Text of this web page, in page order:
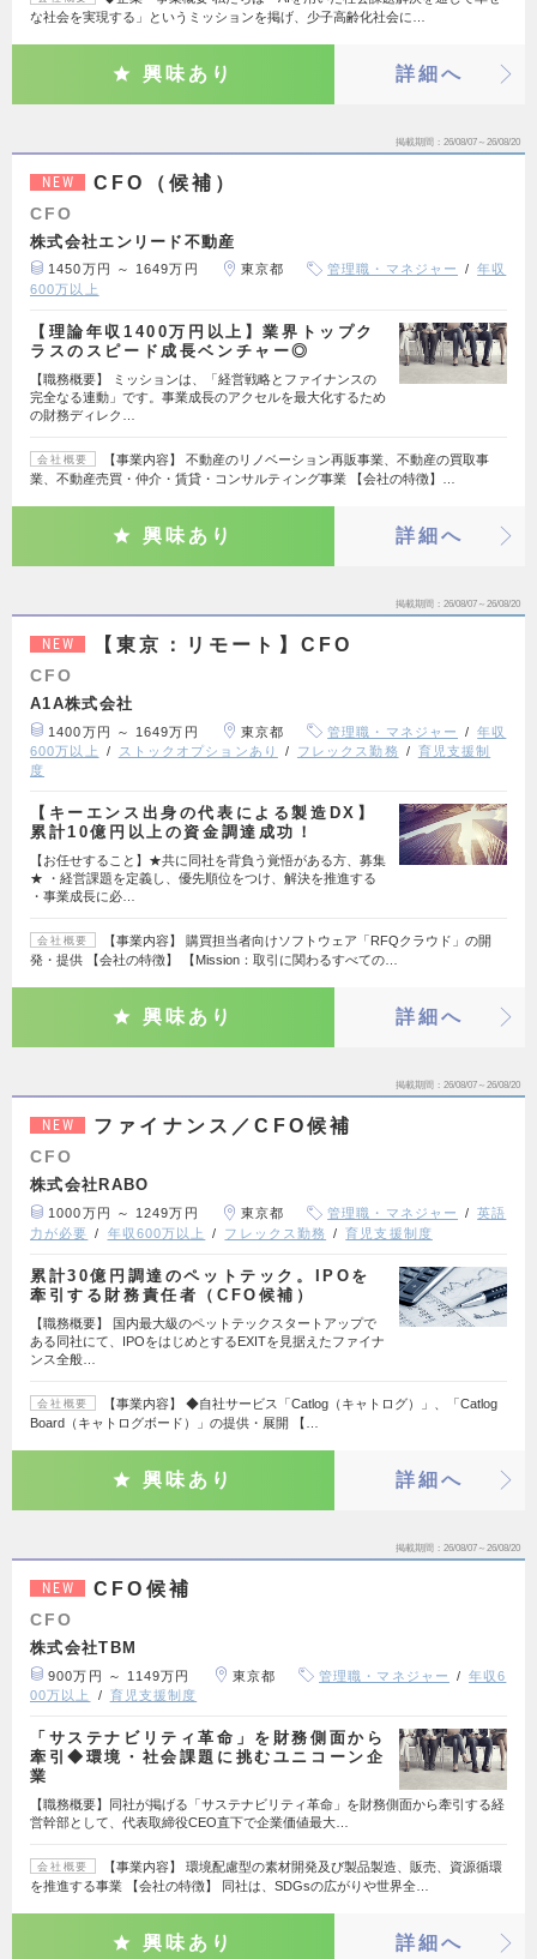
な社会を実現する」というミッションを掲げ、少子高齢化社会に…
興味あり 詳細へ
掲載期間 26/08/07～26/08/20
NEW CFO（候補）
CFO
株式会社エンリード不動産
1450万円 ～ 1649万円 東京都 管理職・マネジャー
年収
600万以上
【理論年収1400万円以上】業界トップク
ラスのスピード成長ベンチャー◎
【職務概要】 ミッションは、「経営戦略とファイナンスの
完全なる連動」です。事業成長のアクセルを最大化するため
の財務ディレク…
会社概要
【事業内容】 不動産のリノベーション再販事業、不動産の買取事
業、不動産売買・仲介・賃貸・コンサルティング事業 【会社の特徴】…
興味あり 詳細へ
掲載期間 26/08/07～26/08/20
NEW 【東京：リモート】CFO
CFO
A1A株式会社
1400万円 ～ 1649万円 東京都 管理職・マネジャー
年収
600万以上
ストックオプションあり フレックス勤務
育児支援制
度
【キーエンス出身の代表による製造DX】
累計10億円以上の資金調達成功！
【お任せすること】★共に同社を背負う覚悟がある方、募集
★ ・経営課題を定義し、優先順位をつけ、解決を推進する
・事業成長に必…
会社概要
【事業内容】 購買担当者向けソフトウェア「RFQクラウド」の開
発・提供 【会社の特徴】 【Mission：取引に関わるすべての…
興味あり 詳細へ
掲載期間 26/08/07～26/08/20
NEW ファイナンス／CFO候補
CFO
株式会社RABO
1000万円 ～ 1249万円 東京都 管理職・マネジャー
英語
力が必要
年収600万以上 フレックス勤務 育児支援制度
累計30億円調達のペットテック。IPOを
牽引する財務責任者（CFO候補）
【職務概要】 国内最大級のペットテックスタートアップで
ある同社にて、IPOをはじめとするEXITを見据えたファイナ
ンス全般…
会社概要
【事業内容】 ◆自社サービス「Catlog（キャトログ）」、「Catlog
Board（キャトログボード）」の提供・展開 【…
興味あり 詳細へ
掲載期間 26/08/07～26/08/20
NEW CFO候補
CFO
株式会社TBM
900万円 ～ 1149万円 東京都 管理職・マネジャー
年収6
00万以上
育児支援制度
「サステナビリティ革命」を財務側面から
牽引◆環境・社会課題に挑むユニコーン企
業
【職務概要】同社が掲げる「サステナビリティ革命」を財務側面から牽引する経
営幹部として、代表取締役CEO直下で企業価値最大…
会社概要
【事業内容】 環境配慮型の素材開発及び製品製造、販売、資源循環
を推進する事業 【会社の特徴】 同社は、SDGsの広がりや世界全…
興味あり 詳細へ